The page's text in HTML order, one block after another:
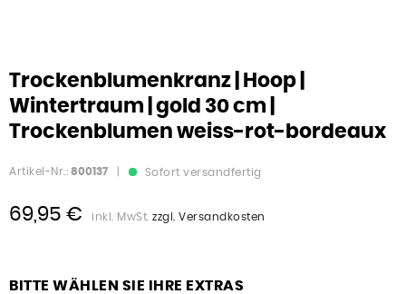
Trockenblumenkranz | Hoop |
Wintertraum | gold 30 cm |
Trockenblumen weiss-rot-bordeaux
Artikel-Nr.: 800137 Sofort versandfertig
69,95 € inkl. MwSt. zzgl. Versandkosten
BITTE WÄHLEN SIE IHRE EXTRAS